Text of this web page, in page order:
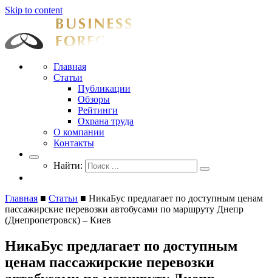
Skip to content
Businessforecast
Аналитика и прогнозирование для профессионалов
Главная
Статьи
Публикации
Обзоры
Рейтинги
Охрана труда
О компании
Контакты
Найти:
Главная ■ Статьи ■ НикаБус предлагает по доступным ценам
пассажирские перевозки автобусами по маршруту Днепр
(Днепропетровск) – Киев
НикаБус предлагает по доступным
ценам пассажирские перевозки